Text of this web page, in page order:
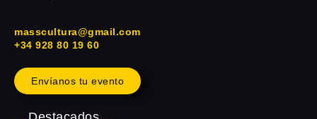
masscultura@gmail.com
+34 928 80 19 60
Envíanos tu evento